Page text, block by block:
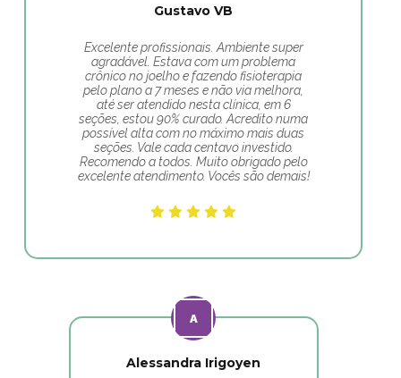
Gustavo VB
Excelente profissionais. Ambiente super
agradável. Estava com um problema
crônico no joelho e fazendo fisioterapia
pelo plano a 7 meses e não via melhora,
até ser atendido nesta clínica, em 6
seções, estou 90% curado. Acredito numa
possível alta com no máximo mais duas
seções. Vale cada centavo investido.
Recomendo a todos. Muito obrigado pelo
excelente atendimento. Vocês são demais!
Alessandra Irigoyen